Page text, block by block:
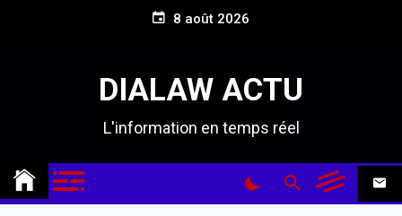
e
8 août 2026
DIALAW ACTU
L'information en temps réel